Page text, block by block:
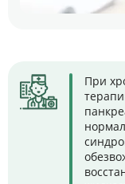
При